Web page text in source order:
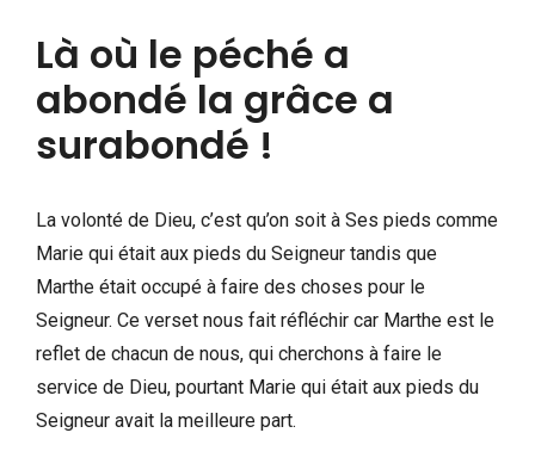
Là où le péché a
abondé la grâce a
surabondé !
La volonté de Dieu, c’est qu’on soit à Ses pieds comme
Marie qui était aux pieds du Seigneur tandis que
Marthe était occupé à faire des choses pour le
Seigneur. Ce verset nous fait réfléchir car Marthe est le
reflet de chacun de nous, qui cherchons à faire le
service de Dieu, pourtant Marie qui était aux pieds du
Seigneur avait la meilleure part.